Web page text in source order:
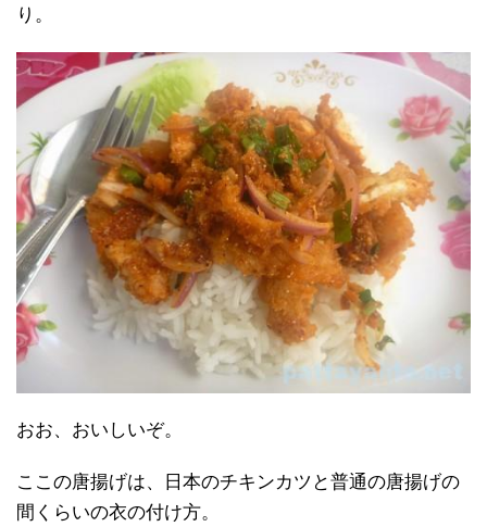
り。
おお、おいしいぞ。
ここの唐揚げは、日本のチキンカツと普通の唐揚げの
間くらいの衣の付け方。